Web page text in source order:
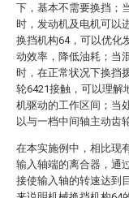
下，基本不需要换挡；
时，发动机及电机可以
换挡机构64，可以优化
动效率，降低油耗；当
时，在正常状况下换挡
轮6421接触，可以理解
机驱动的工作区间；当
以与一档中间轴主动齿
在本实施例中，相比现
输入轴端的离合器，通
接使输入轴的转速达到